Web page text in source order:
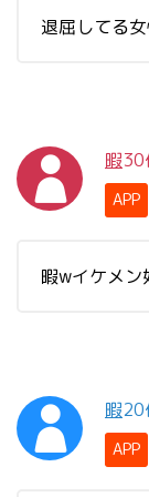
退屈してる
暇30
APP
暇wイケメン
暇20
APP